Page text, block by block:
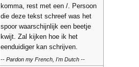
komma, rest met een /. Persoon
die deze tekst schreef was het
spoor waarschijnlijk een beetje
kwijt. Zal kijken hoe ik het
eenduidiger kan schrijven.
-- Pardon my French, I'm Dutch --